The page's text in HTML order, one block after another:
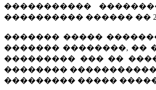
�����������
���������� ������ ��
������� �����
������� ��������, ��
��������� ��� ��
�������� �����������
��������� �����